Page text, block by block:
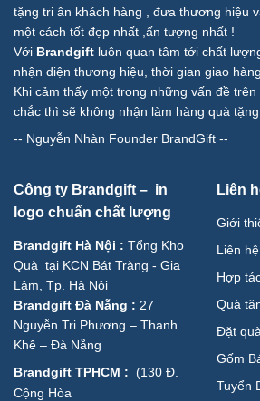
tặng tri ân khách hàng , đưa thương hiệu
một cách tốt đẹp nhất ,ấn tượng nhất !
Với Brandgift luôn quan tâm tới chất
nhận diện thương hiệu, thời gian giao hàng
Khi cảm thấy một trong những vấn đề
chắc thì sẽ không nhận làm hàng quà tặng
-- Nguyễn Nhàn Founder BrandGift --
Công ty Brandgift – in
logo chuẩn chất lượng
Brandgift Hà Nội : Tổng Kho
Quà tại KCN Bát Tràng - Gia
Lâm, Tp. Hà Nội
Brandgift Đà Nẵng : 27
Nguyễn Tri Phương – Thanh
Khê – Đà Nẵng
Brandgift TPHCM : (130 Đ.
Cộng Hòa
Liên
Giới
Liên hệ
Hợp
Quà
Đặt
Gốm
Tuyển